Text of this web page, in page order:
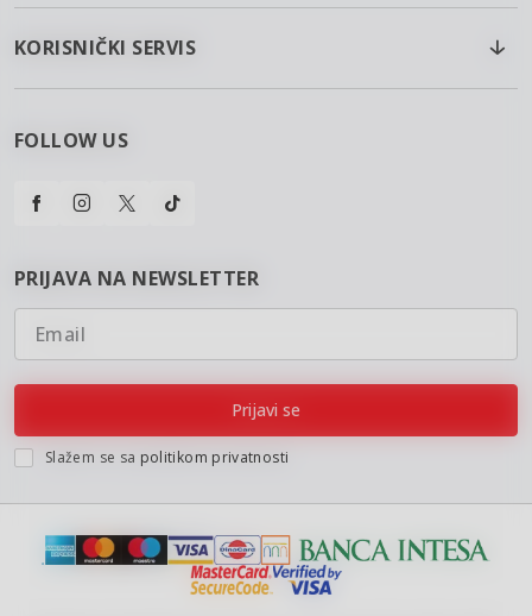
KORISNIČKI SERVIS
FOLLOW US
PRIJAVA NA NEWSLETTER
Email
Prijavi se
Slažem se sa politikom privatnosti